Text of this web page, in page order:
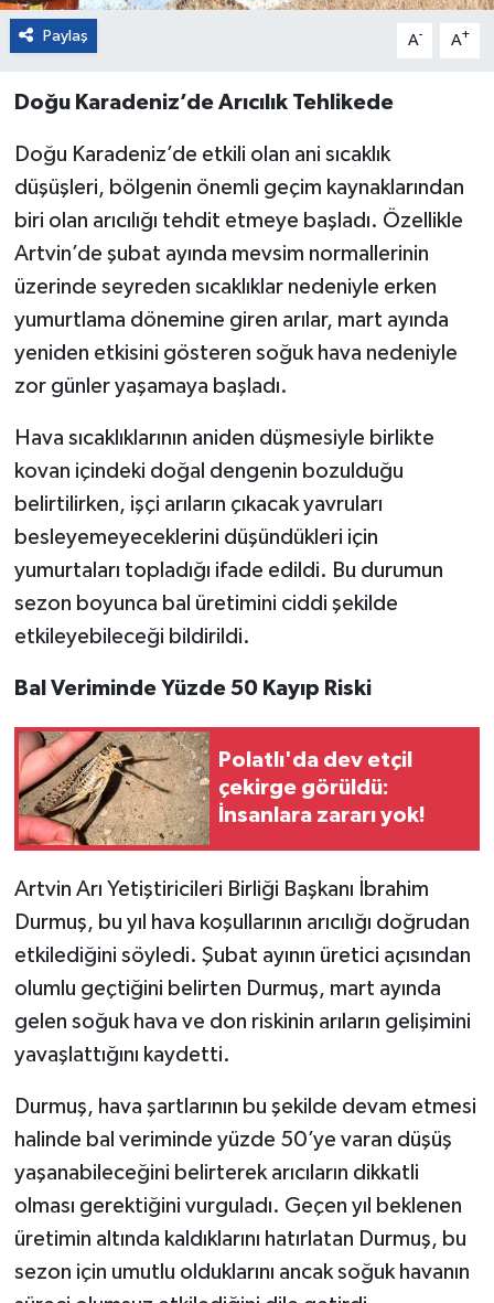
Paylaş A- A+
Doğu Karadeniz’de Arıcılık Tehlikede
Doğu Karadeniz’de etkili olan ani sıcaklık
düşüşleri, bölgenin önemli geçim kaynaklarından
biri olan arıcılığı tehdit etmeye başladı. Özellikle
Artvin’de şubat ayında mevsim normallerinin
üzerinde seyreden sıcaklıklar nedeniyle erken
yumurtlama dönemine giren arılar, mart ayında
yeniden etkisini gösteren soğuk hava nedeniyle
zor günler yaşamaya başladı.
Hava sıcaklıklarının aniden düşmesiyle birlikte
kovan içindeki doğal dengenin bozulduğu
belirtilirken, işçi arıların çıkacak yavruları
besleyemeyeceklerini düşündükleri için
yumurtaları topladığı ifade edildi. Bu durumun
sezon boyunca bal üretimini ciddi şekilde
etkileyebileceği bildirildi.
Bal Veriminde Yüzde 50 Kayıp Riski
Polatlı'da dev etçil
çekirge görüldü:
İnsanlara zararı yok!
Artvin Arı Yetiştiricileri Birliği Başkanı İbrahim
Durmuş, bu yıl hava koşullarının arıcılığı doğrudan
etkilediğini söyledi. Şubat ayının üretici açısından
olumlu geçtiğini belirten Durmuş, mart ayında
gelen soğuk hava ve don riskinin arıların gelişimini
yavaşlattığını kaydetti.
Durmuş, hava şartlarının bu şekilde devam etmesi
halinde bal veriminde yüzde 50’ye varan düşüş
yaşanabileceğini belirterek arıcıların dikkatli
olması gerektiğini vurguladı. Geçen yıl beklenen
üretimin altında kaldıklarını hatırlatan Durmuş, bu
sezon için umutlu olduklarını ancak soğuk havanın